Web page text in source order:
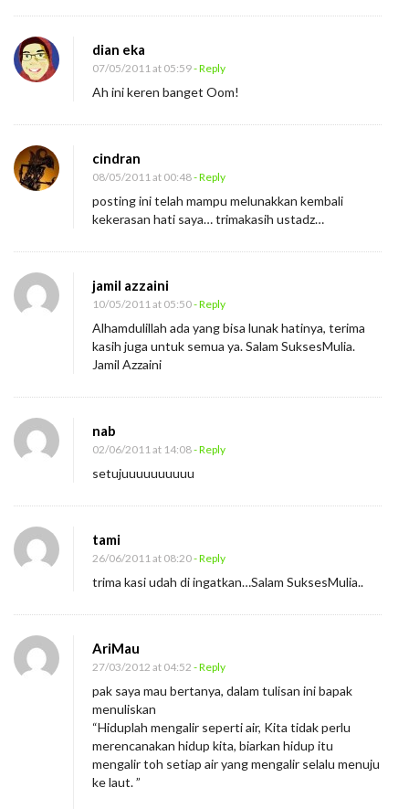
2
)
dian eka
07/05/2011 at 05:59- Reply
Ah ini keren banget Oom!
cindran
08/05/2011 at 00:48- Reply
posting ini telah mampu melunakkan kembali
kekerasan hati saya… trimakasih ustadz…
jamil azzaini
10/05/2011 at 05:50- Reply
Alhamdulillah ada yang bisa lunak hatinya, terima
kasih juga untuk semua ya. Salam SuksesMulia.
Jamil Azzaini
nab
02/06/2011 at 14:08- Reply
setujuuuuuuuuuu
tami
26/06/2011 at 08:20- Reply
trima kasi udah di ingatkan…Salam SuksesMulia..
AriMau
27/03/2012 at 04:52 - Reply
pak saya mau bertanya, dalam tulisan ini bapak
menuliskan
“Hiduplah mengalir seperti air, Kita tidak perlu
merencanakan hidup kita, biarkan hidup itu
mengalir toh setiap air yang mengalir selalu menuju
ke laut. ”